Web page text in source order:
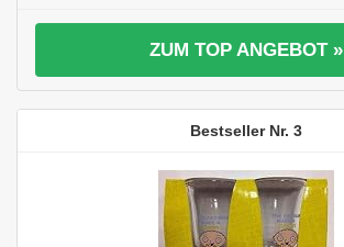
ZUM TOP ANGEBOT »
3